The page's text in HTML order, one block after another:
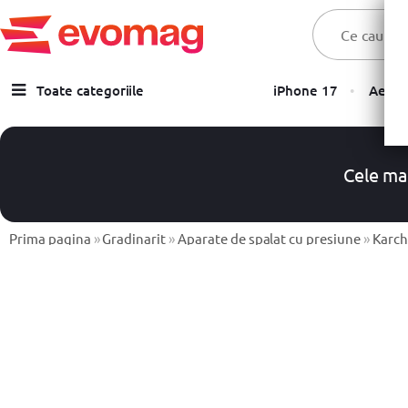
Toate categoriile
Laptopuri
Componente PC & Gaming
iPhone 17 Aer
Cele
Prima pagina »Gradinarit »Aparate de spalat cu presiune »